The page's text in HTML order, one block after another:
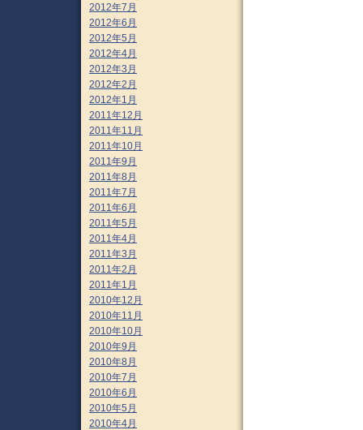
2012年7月
2012年6月
2012年5月
2012年4月
2012年3月
2012年2月
2012年1月
2011年12月
2011年11月
2011年10月
2011年9月
2011年8月
2011年7月
2011年6月
2011年5月
2011年4月
2011年3月
2011年2月
2011年1月
2010年12月
2010年11月
2010年10月
2010年9月
2010年8月
2010年7月
2010年6月
2010年5月
2010年4月